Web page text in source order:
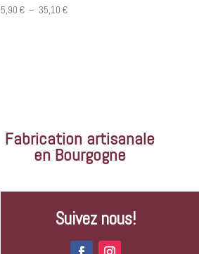
5,90€ – 35,10€Plage
Fabrication artisanale
en Bourgogne
Suivez nous!